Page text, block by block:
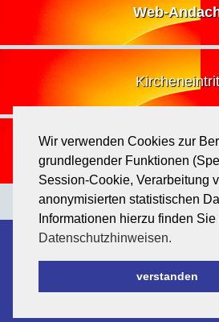
Wir verwenden Cookies zur
grundlegender Funktionen
Session-Cookie, Verarbeitung
anonymisierten statistischen
Informationen hierzu finden
Datenschutzhinweisen.
verstanden
Web-
Losung
Kontakt
Mainzer Str. 81